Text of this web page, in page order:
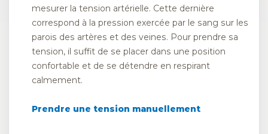
mesurer la tension artérielle. Cette dernière
correspond à la pression exercée par le sang sur les
parois des artères et des veines. Pour prendre sa
tension, il suffit de se placer dans une position
confortable et de se détendre en respirant
calmement.
Prendre une tension manuellement